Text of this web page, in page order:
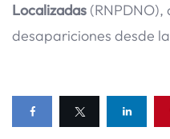
Localizadas (RNPDNO),
desapariciones desde